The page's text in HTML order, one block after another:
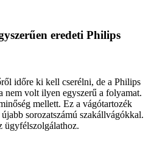
eredeti Philips
időre ki kell cserélni, de a Philips
nem volt ilyen egyszerű a folyamat.
mellett. Ez a vágótartozék
sorozatszámú szakállvágókkal.
ügyfélszolgálathoz.